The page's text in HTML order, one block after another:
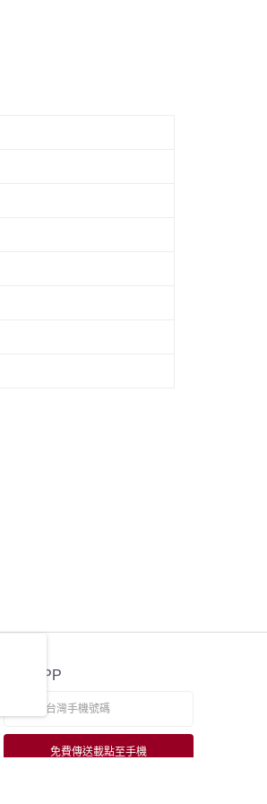
官方APP
免費傳送載點至手機